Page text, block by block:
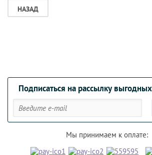
НАЗАД
Подписаться на рассылку
Мы принимаем к оплате: